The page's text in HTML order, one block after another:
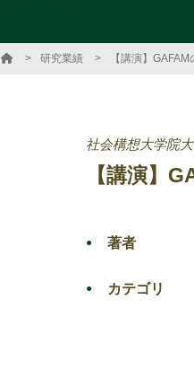
研究業績
社会構想大学院
【講演】
著者
カテゴリ